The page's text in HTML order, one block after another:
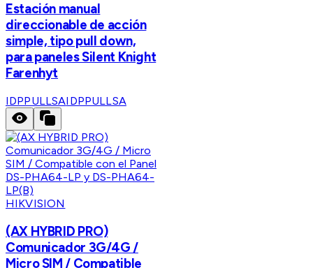
Estación manual
direccionable de acción
simple, tipo pull down,
para paneles Silent Knight
Farenhyt
IDPPULLSAIDPPULLSA
HIKVISION
(AX HYBRID PRO)
Comunicador 3G/4G /
Micro SIM / Compatible